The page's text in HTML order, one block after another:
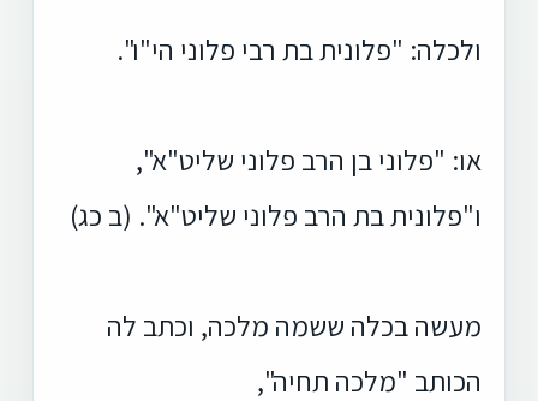
ולכלה: "פלונית בת רבי פלוני הי"ו".
או: "פלוני בן הרב פלוני שליט"א",
ו"פלונית בת הרב פלוני שליט"א". (ב כג)
מעשה בכלה ששמה מלכה, וכתב לה
הכותב "מלכה תחיה",